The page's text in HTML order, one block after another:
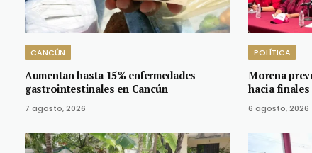
CANCÚN
Aumentan hasta 15% enfermedades
gastrointestinales en Cancún
7 agosto, 2026
POLÍTICA
Morena
hacia
6 agosto, 2026